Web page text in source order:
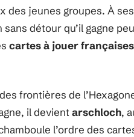
des jeunes groupes. À
sans détour qu’il gagne
cartes à jouer françaises
frontières de
il devient arschloch,
l’ordre des